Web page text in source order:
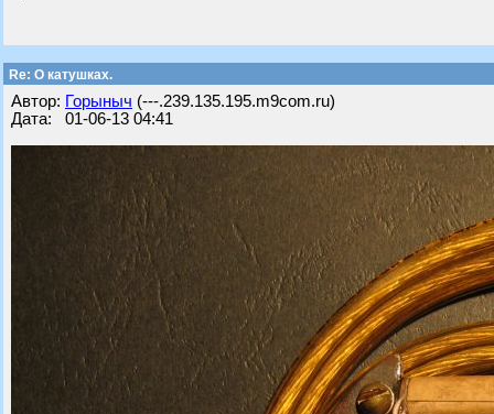
Re: О катушках.
Автор: Горыныч (---.239.135.195.m9com.ru)
Дата: 01-06-13 04:41